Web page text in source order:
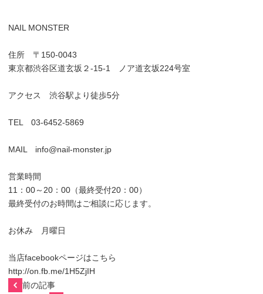
NAIL MONSTER
住所 〒150-0043
東京都渋谷区道玄坂２-15-1 ノア道玄坂224号室
アクセス 渋谷駅より徒歩5分
TEL 03-6452-5869
MAIL info@nail-monster.jp
営業時間
11：00～20：00（最終受付20：00）
最終受付のお時間はご相談に応じます。
お休み 月曜日
当店facebookページはこちら
http://on.fb.me/1H5ZjIH
前の記事